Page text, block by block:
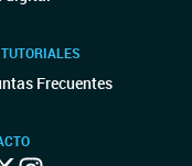
Frecuentes